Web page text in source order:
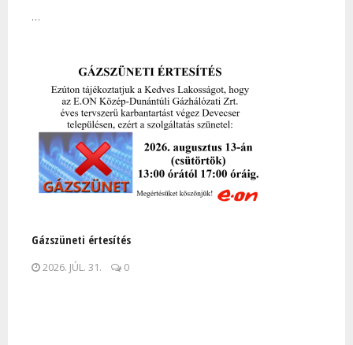
…
Gázszüneti értesítés
2026. JÚL. 31. 0